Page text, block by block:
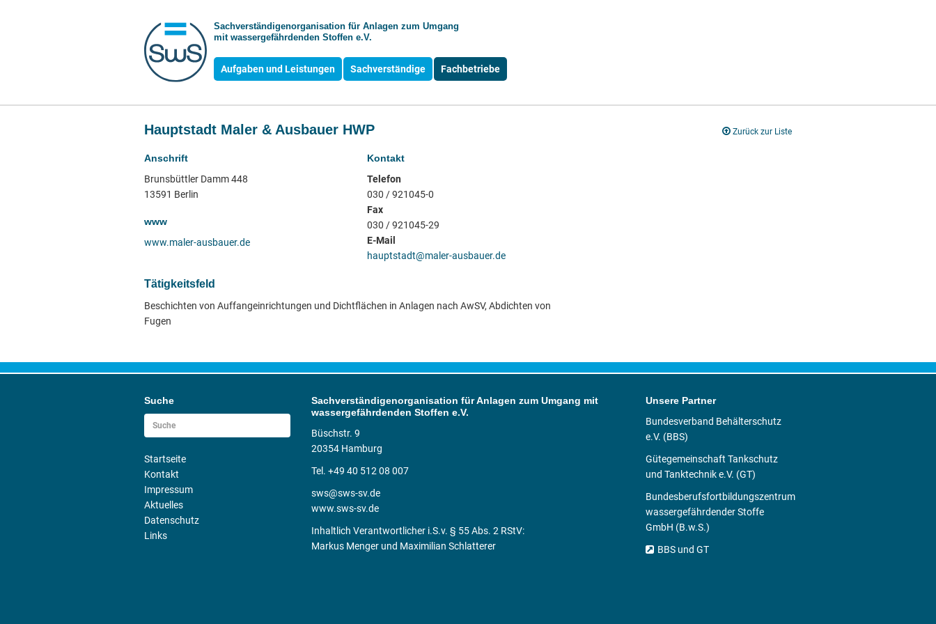
Sachverständigen­organisation für Anlagen zum Umgang
mit wasser­gefährdenden Stoffen e.V.
Aufgaben und Leistungen Sachverständige Fachbetriebe
Hauptstadt Maler & Ausbauer HWP
Anschrift
Brunsbüttler Damm 448
13591 Berlin
www
www.maler-ausbauer.de
Kontakt
Telefon
030 / 921045-0
Fax
030 / 921045-29
E-Mail
hauptstadt@maler-ausbauer.de
Tätigkeitsfeld
Beschichten von Auffangeinrichtungen und Dichtflächen in Anlagen nach AwSV, Abdichten von
Fugen
Zurück zur Liste
Suche
Startseite
Kontakt
Impressum
Aktuelles
Datenschutz
Links
Sachverständigenorganisation für Anlagen zum Umgang mit
wassergefährdenden Stoffen e.V.
Büschstr. 9
20354 Hamburg
Tel. +49 40 512 08 007
sws@sws-sv.de
www.sws-sv.de
Inhaltlich Verantwortlicher i.S.v. § 55 Abs. 2 RStV:
Markus Menger und Maximilian Schlatterer
Unsere Partner
Bundesverband Behälterschutz
e.V. (BBS)
Gütegemeinschaft Tankschutz
und Tanktechnik e.V. (GT)
Bundesberufsfortbildungszentrum
wassergefährdender Stoffe
GmbH (B.w.S.)
BBS und GT